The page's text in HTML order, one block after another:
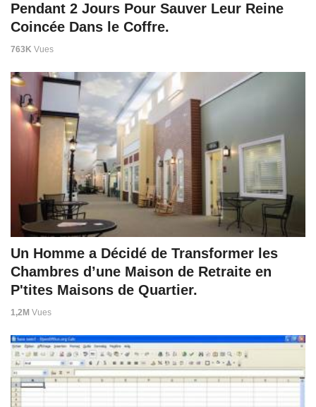
Pendant 2 Jours Pour Sauver Leur Reine
Coincée Dans le Coffre.
763K Vues
Un Homme a Décidé de Transformer les
Chambres d’une Maison de Retraite en
P'tites Maisons de Quartier.
1,2M Vues